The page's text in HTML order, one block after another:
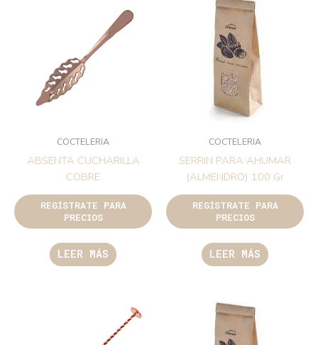
COCTELERIA
ABSENTA CUCHARILLA
COBRE
REGÍSTRATE PARA
PRECIOS
LEER MÁS
COCTELERIA
SERRIN PARA AHUMAR
(ALMENDRO) 100 Gr
REGÍSTRATE PARA
PRECIOS
LEER MÁS